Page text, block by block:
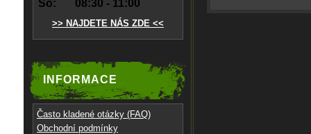
So:
08:30 - 11:00
>> NAJDETE NÁS ZDE <<
INFORMACE
Často kladené otázky (FAQ)
Obchodní podmínky